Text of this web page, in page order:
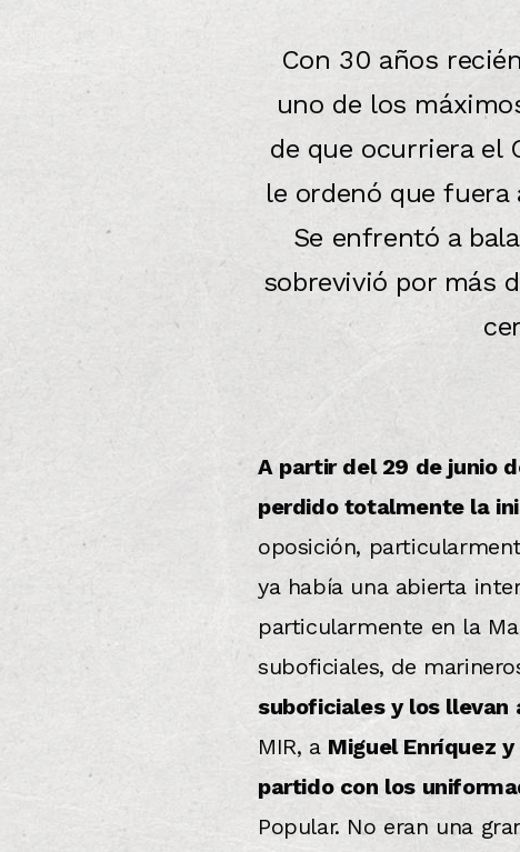
Con 30 años
uno de los
de que ocurriera el
le ordenó que fuera
Se enfrentó a
sobrevivió por más
A partir del 29 de junio
perdido totalmente la
oposición,
ya había una abierta
particularmente en la
suboficiales, de
suboficiales y los llevan
MIR, a Miguel Enríquez
partido con los
Popular. No eran una